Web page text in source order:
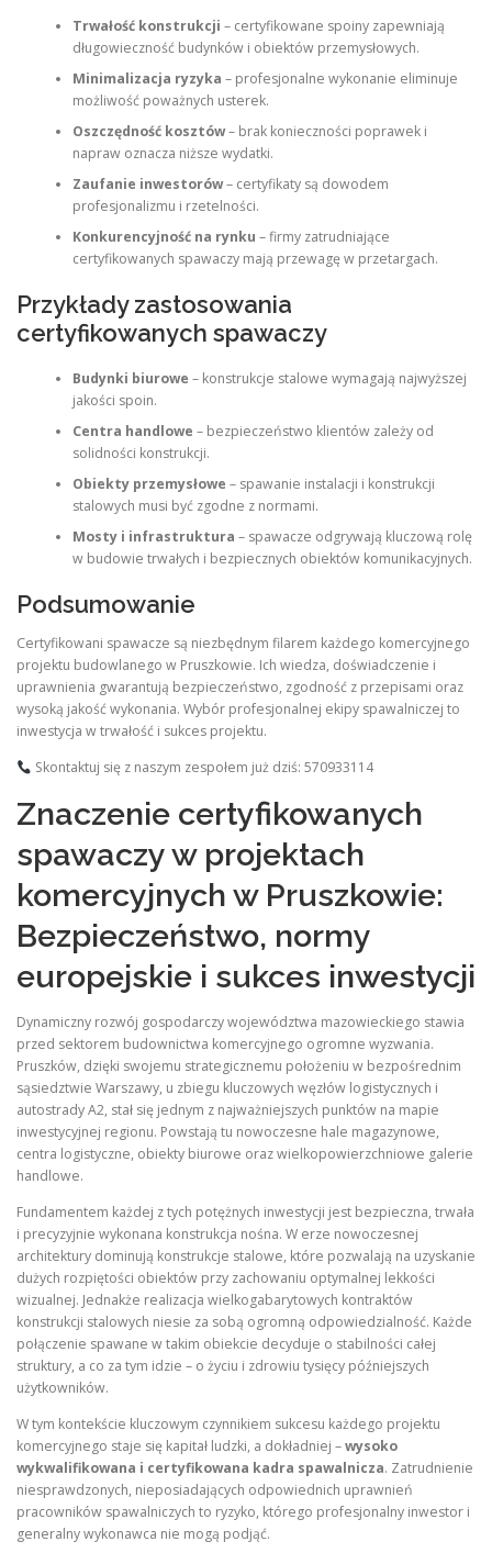
Trwałość konstrukcji – certyfikowane spoiny zapewniają
długowieczność budynków i obiektów przemysłowych.
Minimalizacja ryzyka – profesjonalne wykonanie eliminuje
możliwość poważnych usterek.
Oszczędność kosztów– brak konieczności poprawek i
napraw oznacza niższe wydatki.
Zaufanie inwestorów– certyfikaty są dowodem
profesjonalizmu i rzetelności.
Konkurencyjność na rynku – firmy zatrudniające
certyfikowanych spawaczy mają przewagę w przetargach.
Przykłady zastosowania
certyfikowanych spawaczy
Budynki biurowe – konstrukcje stalowe wymagają najwyższej
jakości spoin.
Centra handlowe – bezpieczeństwo klientów zależy od
solidności konstrukcji.
Obiekty przemysłowe – spawanie instalacji i konstrukcji
stalowych musi być zgodne z normami.
Mosty i infrastruktura – spawacze odgrywają kluczową rolę
w budowie trwałych i bezpiecznych obiektów komunikacyjnych.
Podsumowanie
Certyfikowani spawacze są niezbędnym filarem każdego komercyjnego
projektu budowlanego w Pruszkowie. Ich wiedza, doświadczenie i
uprawnienia gwarantują bezpieczeństwo, zgodność z przepisami oraz
wysoką jakość wykonania. Wybór profesjonalnej ekipy spawalniczej to
inwestycja w trwałość i sukces projektu.
Skontaktuj się z naszym zespołem już dziś: 570933114
Znaczenie certyfikowanych
spawaczy w projektach
komercyjnych w Pruszkowie:
Bezpieczeństwo, normy
europejskie i sukces inwestycji
Dynamiczny rozwój gospodarczy województwa mazowieckiego stawia
przed sektorem budownictwa komercyjnego ogromne wyzwania.
Pruszków, dzięki swojemu strategicznemu położeniu w bezpośrednim
sąsiedztwie Warszawy, u zbiegu kluczowych węzłów logistycznych i
autostrady A2, stał się jednym z najważniejszych punktów na mapie
inwestycyjnej regionu. Powstają tu nowoczesne hale magazynowe,
centra logistyczne, obiekty biurowe oraz wielkopowierzchniowe galerie
handlowe.
Fundamentem każdej z tych potężnych inwestycji jest bezpieczna, trwała
i precyzyjnie wykonana konstrukcja nośna. W erze nowoczesnej
architektury dominują konstrukcje stalowe, które pozwalają na uzyskanie
dużych rozpiętości obiektów przy zachowaniu optymalnej lekkości
wizualnej. Jednakże realizacja wielkogabarytowych kontraktów
konstrukcji stalowych niesie za sobą ogromną odpowiedzialność. Każde
połączenie spawane w takim obiekcie decyduje o stabilności całej
struktury, a co za tym idzie – o życiu i zdrowiu tysięcy późniejszych
użytkowników.
W tym kontekście kluczowym czynnikiem sukcesu każdego projektu
komercyjnego staje się kapitał ludzki, a dokładniej –wysoko
wykwalifikowana i certyfikowana kadra spawalnicza. Zatrudnienie
niesprawdzonych, nieposiadających odpowiednich uprawnień
pracowników spawalniczych to ryzyko, którego profesjonalny inwestor i
generalny wykonawca nie mogą podjąć.